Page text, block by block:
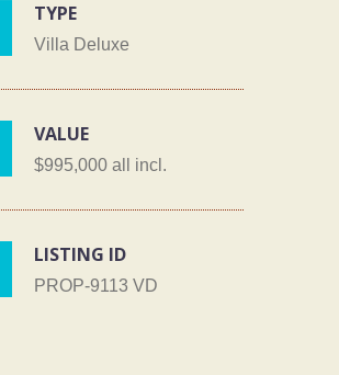
TYPE
Villa Deluxe
VALUE
$995,000 all incl.
LISTING ID
PROP-9113 VD